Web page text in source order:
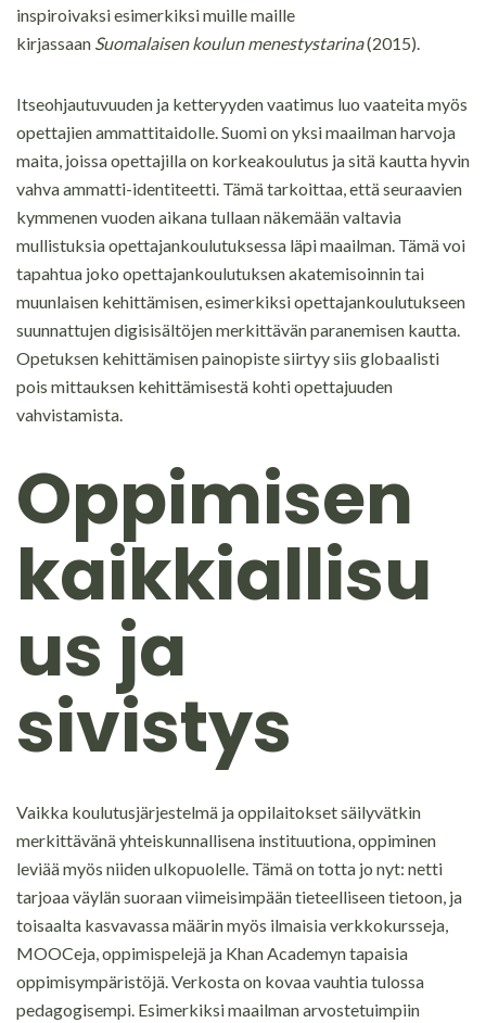
inspiroivaksi esimerkiksi muille maille
kirjassaan Suomalaisen koulun menestystarina(2015).
Itseohjautuvuuden ja ketteryyden vaatimus luo vaateita myös
opettajien ammattitaidolle. Suomi on yksi maailman harvoja
maita, joissa opettajilla on korkeakoulutus ja sitä kautta hyvin
vahva ammatti-identiteetti. Tämä tarkoittaa, että seuraavien
kymmenen vuoden aikana tullaan näkemään valtavia
mullistuksia opettajankoulutuksessa läpi maailman. Tämä voi
tapahtua joko opettajankoulutuksen akatemisoinnin tai
muunlaisen kehittämisen, esimerkiksi opettajankoulutukseen
suunnattujen digisisältöjen merkittävän paranemisen kautta.
Opetuksen kehittämisen painopiste siirtyy siis globaalisti
pois mittauksen kehittämisestä kohti opettajuuden
vahvistamista.
Oppimisen
kaikkiallisu
us ja
sivistys
Vaikka koulutusjärjestelmä ja oppilaitokset säilyvätkin
merkittävänä yhteiskunnallisena instituutiona, oppiminen
leviää myös niiden ulkopuolelle. Tämä on totta jo nyt: netti
tarjoaa väylän suoraan viimeisimpään tieteelliseen tietoon, ja
toisaalta kasvavassa määrin myös ilmaisia verkkokursseja,
MOOCeja, oppimispelejä ja Khan Academyn tapaisia
oppimisympäristöjä. Verkosta on kovaa vauhtia tulossa
pedagogisempi. Esimerkiksi maailman arvostetuimpiin